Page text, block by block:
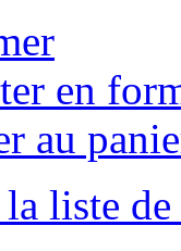
en
au
liste de